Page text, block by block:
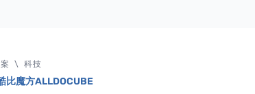
\ 科技
比魔方ALLDOCUBE